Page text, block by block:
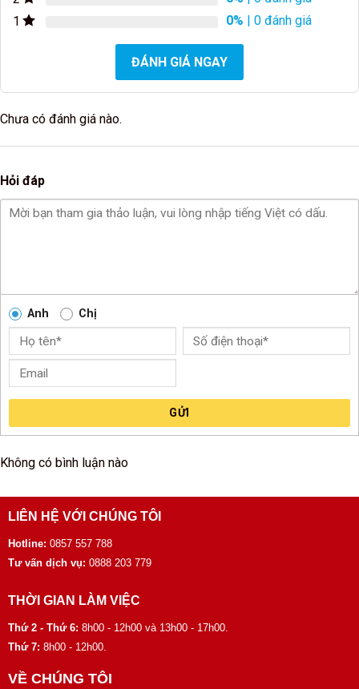
1
0% | 0 đánh giá
ĐÁNH GIÁ NGAY
Chưa có đánh giá nào.
Hỏi đáp
Anh Chị
GỬI
Không có bình luận nào
LIÊN HỆ VỚI CHÚNG TÔI
Hotline: 0857 557 788
Tư vấn dịch vụ: 0888 203 779
THỜI GIAN LÀM VIỆC
Thứ 2 - Thứ 6: 8h00 - 12h00 và 13h00 - 17h00.
Thứ 7: 8h00 - 12h00.
VỀ CHÚNG TÔI